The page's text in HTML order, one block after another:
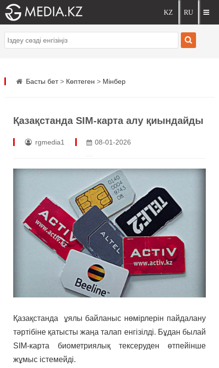
Басты бет> Көптеген > Мінбер
Қазақстанда SIM-карта алу қиындайды
rgmedia1 08-01-2026
Қазақстанда ұялы байланыс нөмірлерін пайдалану
тәртібіне қатысты жаңа талап енгізілді. Бұдан былай
SIM-карта биометриялық тексеруден өтпейінше
жұмыс істемейді.